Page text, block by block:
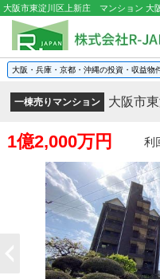
大阪・兵庫・京都・沖縄の投資・収益物
一棟売りマンション 大阪市
1億2,000万円 利